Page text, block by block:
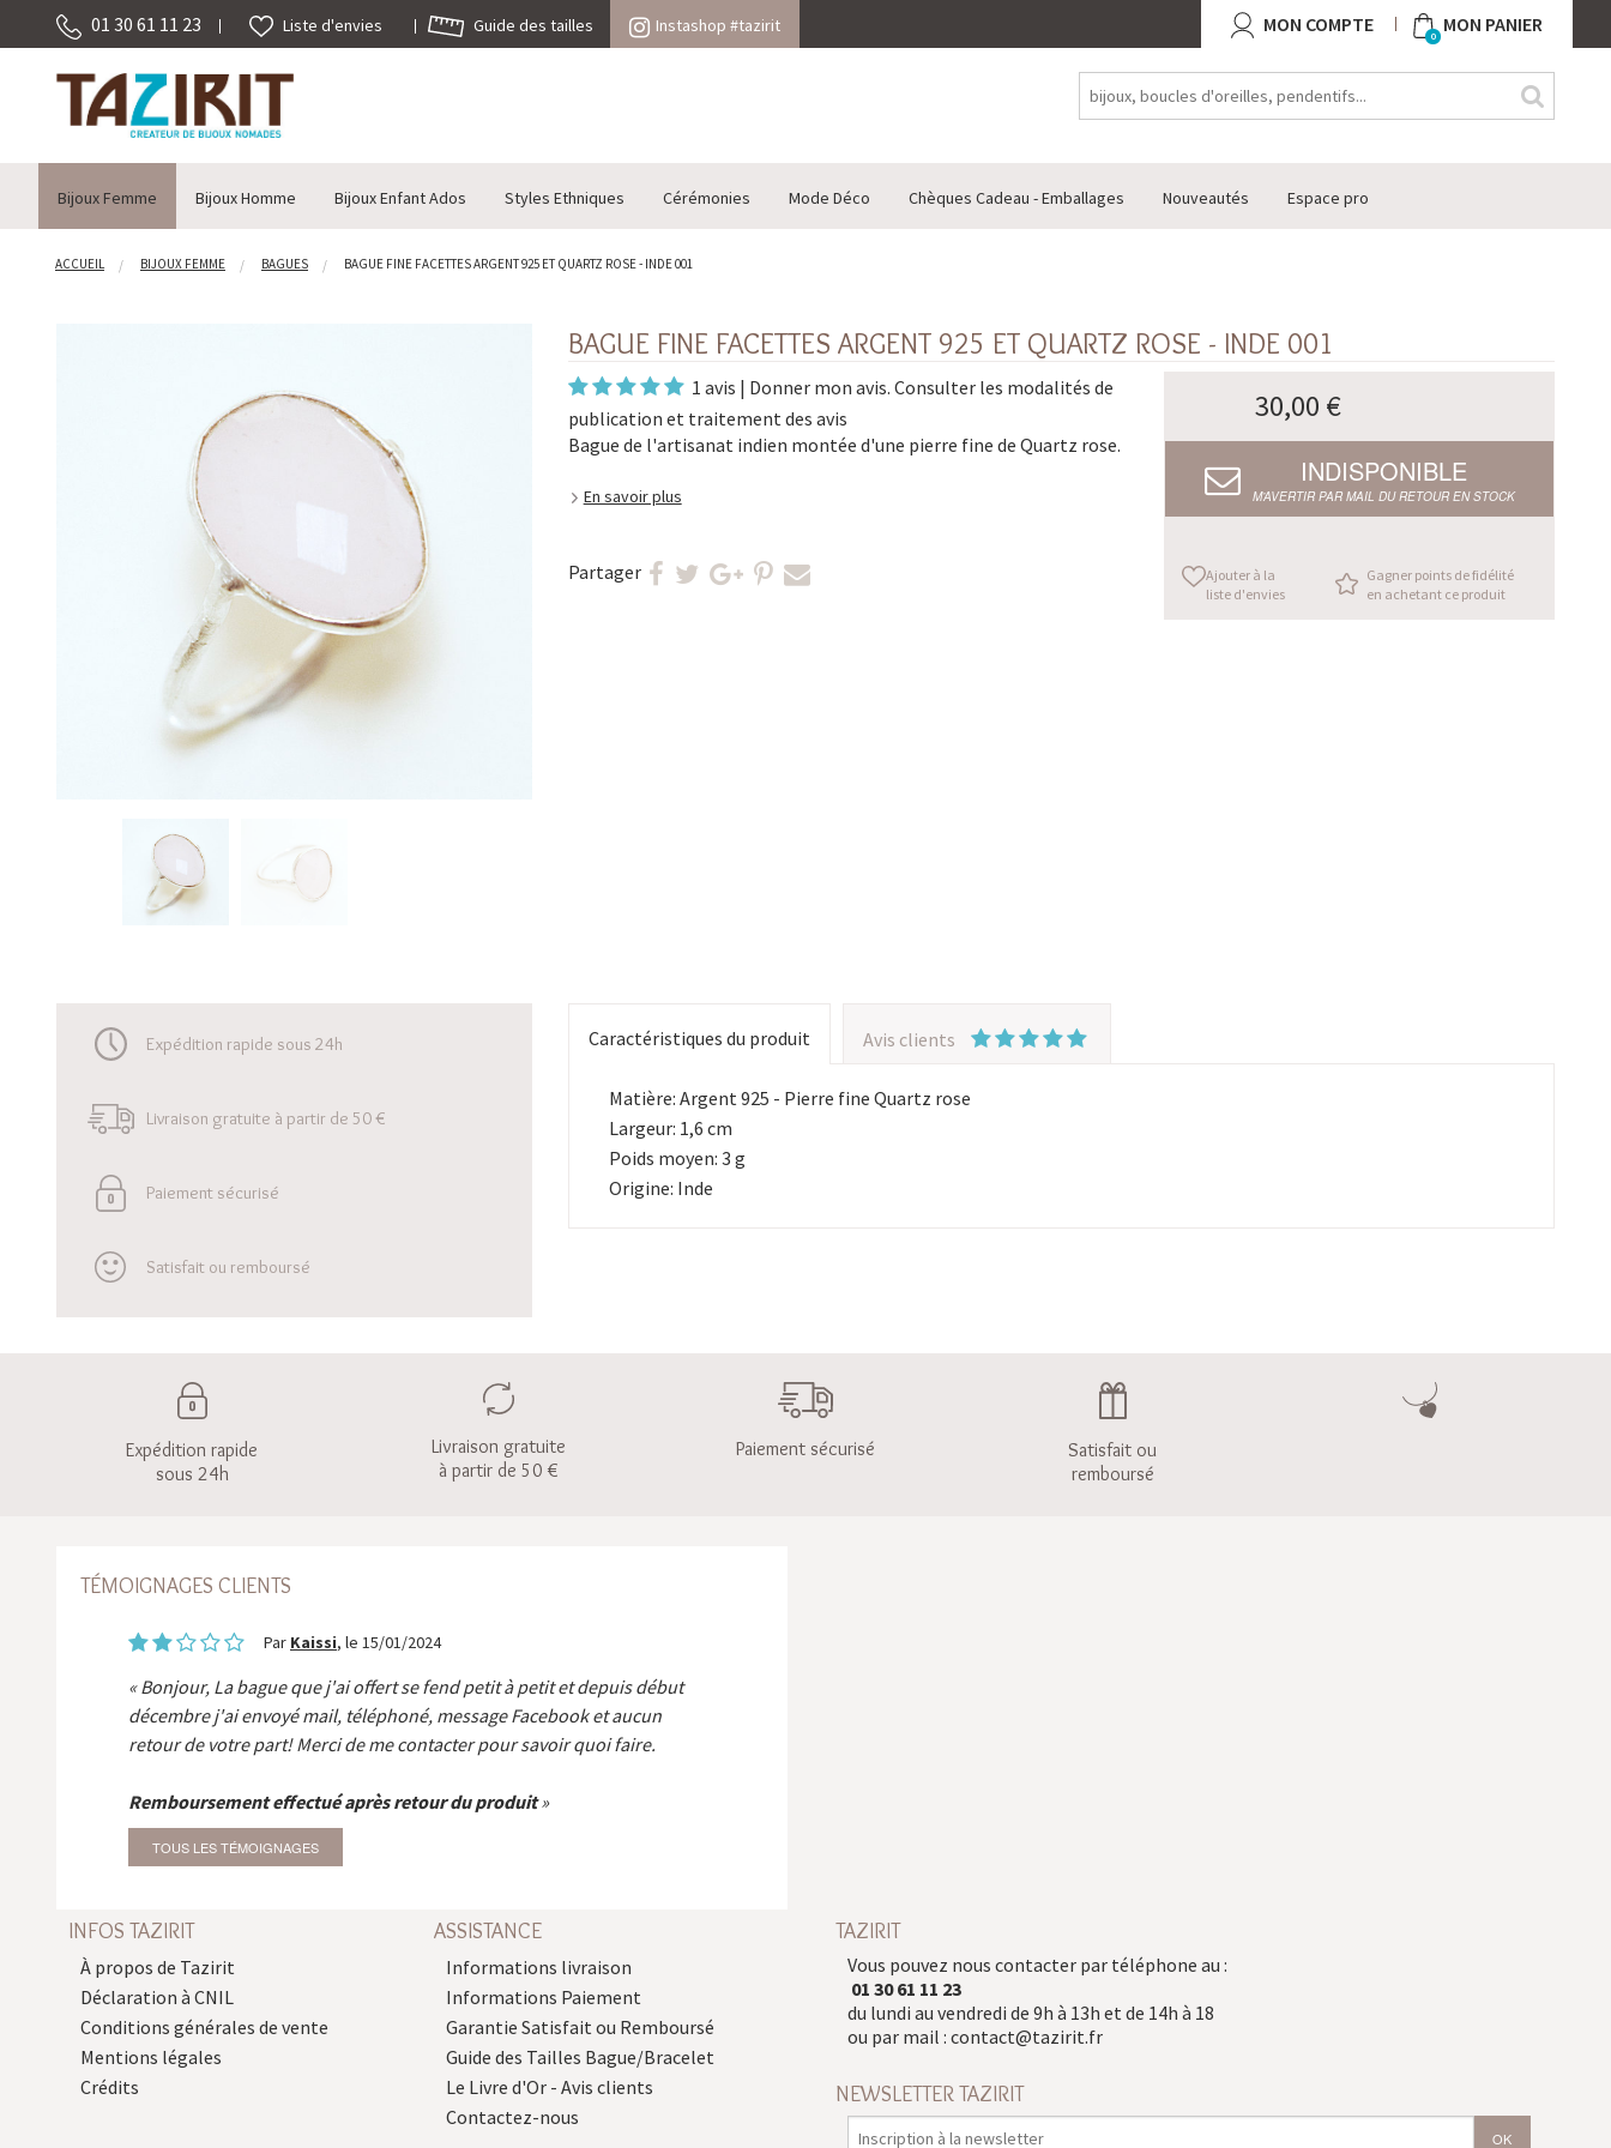
01 30 61 11 23 Liste d'envies Guide des tailles Instashop #tazirit MON COMPTE 0 MON PANIER
Bijoux Femme Bijoux Homme Bijoux Enfant Ados Styles Ethniques Cérémonies Mode Déco Chèques Cadeau - Emballages Nouveautés Espace pro
ACCUEIL BIJOUX FEMME BAGUES BAGUE FINE FACETTES ARGENT 925 ET QUARTZ ROSE - INDE 001
BAGUE FINE FACETTES ARGENT 925 ET QUARTZ ROSE - INDE 001
1 avis | Donner mon avis. Consulter les modalités de
publication et traitement des avis
Bague de l'artisanat indien montée d'une pierre fine de Quartz rose.
En savoir plus
Partager
30,00 €
INDISPONIBLE
M’AVERTIR PAR MAIL DU RETOUR EN STOCK
Ajouter à la
liste d'envies
Gagner points de fidélité
en achetant ce produit
Expédition rapide sous 24h
Livraison gratuite à partir de 50 €
Paiement sécurisé
Satisfait ou remboursé
Caractéristiques du produit Avis clients
Matière: Argent 925 - Pierre fine Quartz rose
Largeur: 1,6 cm
Poids moyen: 3 g
Origine: Inde
Expédition rapide
sous 24h
Livraison gratuite
à partir de 50 €
Paiement sécurisé
Satisfait ou
remboursé
TÉMOIGNAGES CLIENTS
Par Kaissi, le 15/01/2024
Bonjour, La bague que j'ai offert se fend petit à petit et depuis début
décembre j'ai envoyé mail, téléphoné, message Facebook et aucun
retour de votre part! Merci de me contacter pour savoir quoi faire.
Remboursement effectué après retour du produit
TOUS LES TÉMOIGNAGES
INFOS TAZIRIT
À propos de Tazirit
Déclaration à CNIL
Conditions générales de vente
Mentions légales
Crédits
ASSISTANCE
Informations livraison
Informations Paiement
Garantie Satisfait ou Remboursé
Guide des Tailles Bague/Bracelet
Le Livre d'Or - Avis clients
Contactez-nous
TAZIRIT
Vous pouvez nous contacter par téléphone au :
01 30 61 11 23
du lundi au vendredi de 9h à 13h et de 14h à 18
ou par mail : contact@tazirit.fr
NEWSLETTER TAZIRIT